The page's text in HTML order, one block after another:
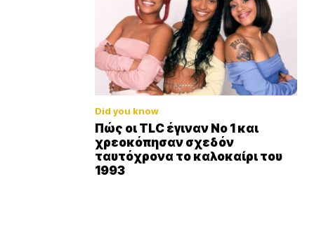
Did you know
Πώς οι TLC έγιναν Νο 1 και
χρεοκόπησαν σχεδόν
ταυτόχρονα το καλοκαίρι του
1993